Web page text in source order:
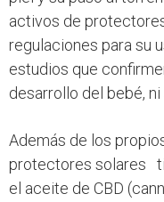
activos de
regulaciones para su
estudios que
desarrollo del bebé,
Además de los
protectores solares
el aceite de CBD